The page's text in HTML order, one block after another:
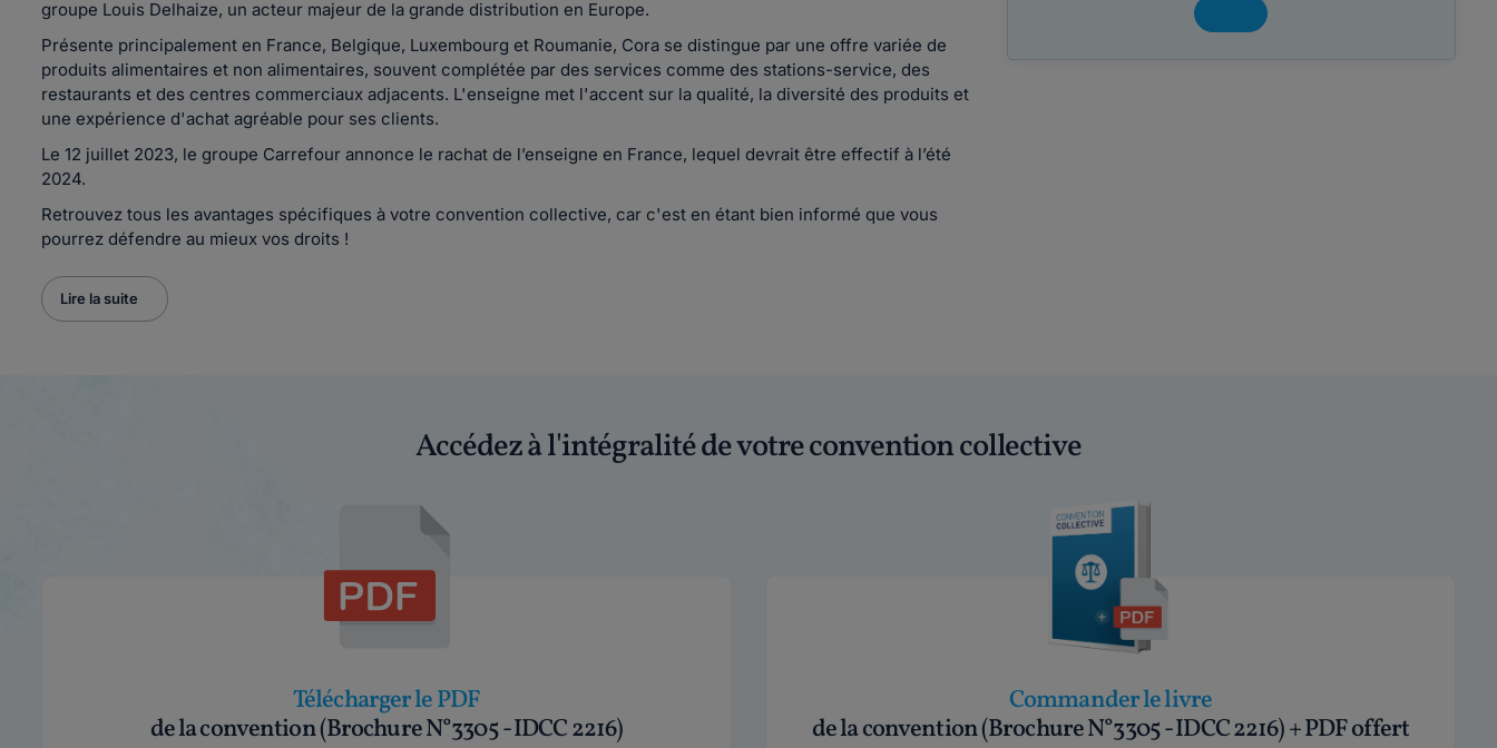
groupe Louis Delhaize, un acteur majeur de la grande distribution en Europe.
Présente principalement en France, Belgique, Luxembourg et Roumanie, Cora se distingue par une offre variée de
produits alimentaires et non alimentaires, souvent complétée par des services comme des stations-service, des
restaurants et des centres commerciaux adjacents. L'enseigne met l'accent sur la qualité, la diversité des produits et
une expérience d'achat agréable pour ses clients.
Le 12 juillet 2023, le groupe Carrefour annonce le rachat de l’enseigne en France, lequel devrait être effectif à l’été
2024.
Retrouvez tous les avantages spécifiques à votre convention collective, car c'est en étant bien informé que vous
pourrez défendre au mieux vos droits !
Lire la suite
Accédez à l'intégralité de votre convention collective
Télécharger le PDF
de la convention (Brochure N°3305 - IDCC 2216)
Commander le livre
de la convention (Brochure N°3305 - IDCC 2216) + PDF offert